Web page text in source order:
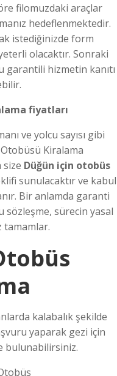
filomuzdaki araçlar
hedeflenmektedir.
istediğinizde form
olacaktır. Sonraki
garantili hizmetin kanıtı
fiyatları
ve yolcu sayısı gibi
Kiralama
size Düğün için otobüs
sunulacaktır ve kabul
Bir anlamda garanti
sürecin yasal
kalabalık şekilde
yaparak gezi için
bulunabilirsiniz.